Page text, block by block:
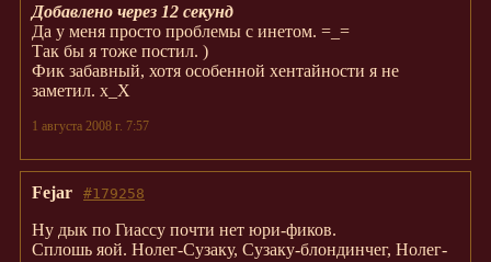
Добавлено через 12 секунд
Да у меня просто проблемы с инетом. =_=
Так бы я тоже постил. )
Фик забавный, хотя особенной хентайности я не
заметил. х_Х
1 августа 2008 г. 7:57
#179258
Fejar
Ну дык по Гиассу почти нет юри-фиков.
Сплошь яой. Нолег-Сузаку, Сузаку-блондинчег, Нолег-